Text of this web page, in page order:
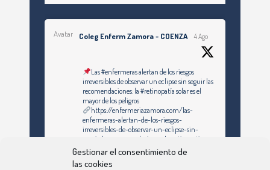
Gestionar el consentimiento de
las cookies
Avatar Coleg Enferm Zamora - COENZA 4 Ago
Las #enfermeras alertan de los riesgos
irreversibles de observar un eclipse sin seguir las
recomendaciones: la #retinopatía solar es el
mayor de los peligros
https://enfermeriazamora.com/las-
enfermeras-alertan-de-los-riesgos-
irreversibles-de-observar-un-eclipse-sin-
seguir-las-recomendaciones-la-retinopatia-
solar-es-el-mayor-de-los-peligros/